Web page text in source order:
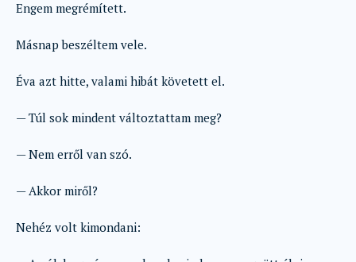
Engem megrémített.
Másnap beszéltem vele.
Éva azt hitte, valami hibát követett el.
— Túl sok mindent változtattam meg?
— Nem erről van szó.
— Akkor miről?
Nehéz volt kimondani: